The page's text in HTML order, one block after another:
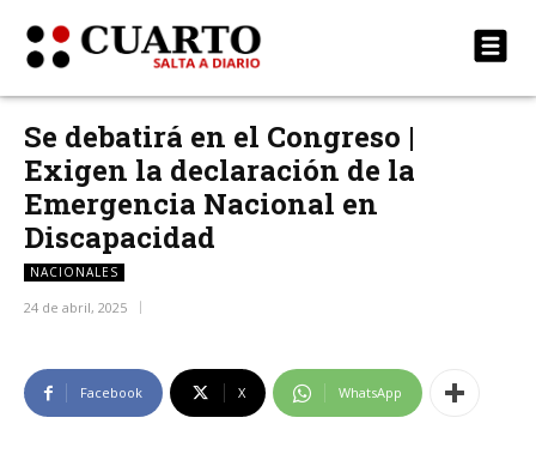
Se debatirá en el Congreso |
Exigen la declaración de la
Emergencia Nacional en
Discapacidad
NACIONALES
24 de abril, 2025
Facebook X WhatsApp